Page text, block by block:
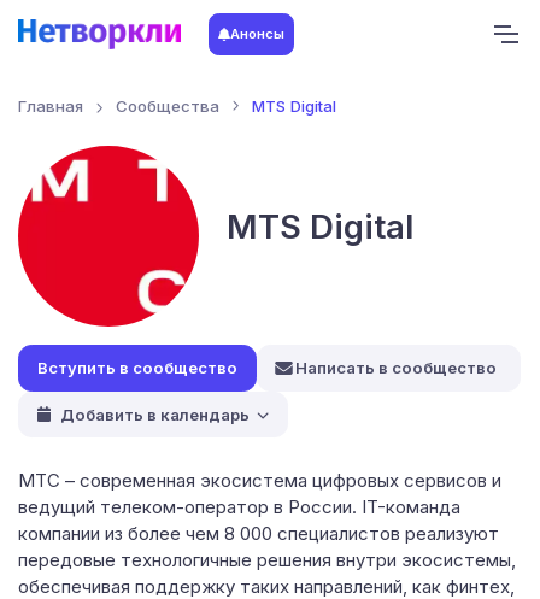
Анонсы
Главная Сообщества MTS Digital
MTS Digital
Написать в сообщество
Добавить в календарь
МТС – современная экосистема цифровых сервисов и
ведущий телеком-оператор в России. IT-команда
компании из более чем 8 000 специалистов реализуют
передовые технологичные решения внутри экосистемы,
обеспечивая поддержку таких направлений, как финтех,